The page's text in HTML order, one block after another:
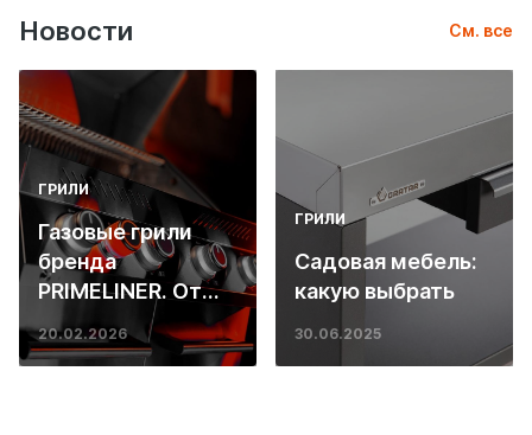
Новости См. все
ГРИЛИ
Газовые грили
бренда
PRIMELINER. От
основ инженерии
до ресторанных
20.02.2026
ГРИЛИ
Садовая мебель:
какую выбрать
30.06.2025